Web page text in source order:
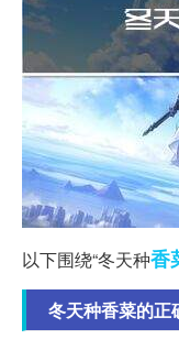
以下围绕“冬天种香
冬天种香菜的正